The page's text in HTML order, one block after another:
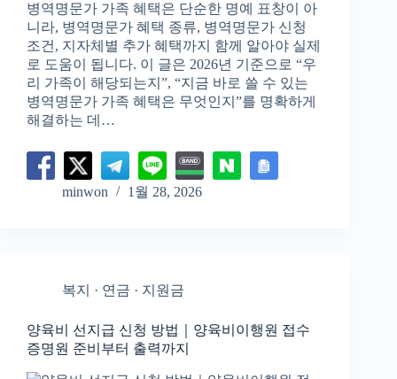
병역명문가 가족 혜택은 단순한 명예 표창이 아
니라, 병역명문가 혜택 종류, 병역명문가 신청
조건, 지자체별 추가 혜택까지 함께 알아야 실제
로 도움이 됩니다. 이 글은 2026년 기준으로 “우
리 가족이 해당되는지”, “지금 바로 쓸 수 있는
병역명문가 가족 혜택은 무엇인지”를 명확하게
해결하는 데…
minwon 1월 28, 2026
복지 · 연금 · 지원금
양육비 선지급 신청 방법｜양육비이행원 접수
증명원 준비부터 출력까지